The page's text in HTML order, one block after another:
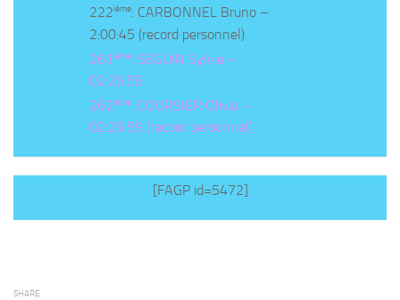
222ième: CARBONNEL Bruno –
2:00:45 (record personnel)
261 ième: SEGUIN Sylvie –
02:26:59
262ième: COURSIER Olivia –
02:26:59 (record personnel)
[FAGP id=5472]
SHARE